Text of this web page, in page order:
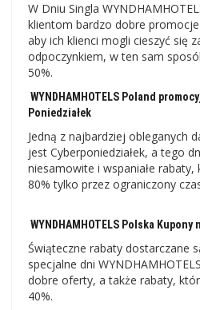
W Dniu Singla
klientom bardzo dobre
aby ich klienci mogli cieszyć się
odpoczynkiem, w ten sam
50%.
WYNDHAMHOTELS Poland
Poniedziałek
Jedną z najbardziej obleganych
jest Cyberponiedziałek, a tego
niesamowite i wspaniałe
80% tylko przez ograniczony
WYNDHAMHOTELS Polska
Świąteczne rabaty dostarczane
specjalne dni
dobre oferty, a także rabaty,
40%.